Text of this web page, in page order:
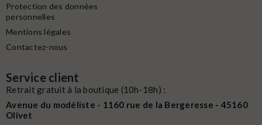
Protection des données
personnelles
Mentions légales
Contactez-nous
Service client
Retrait gratuit à la boutique (10h-18h) :
Avenue du modéliste - 1160 rue de la Bergeresse - 45160
Olivet